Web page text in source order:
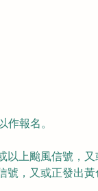
作報名。
上颱風信號，
號，又或正發出